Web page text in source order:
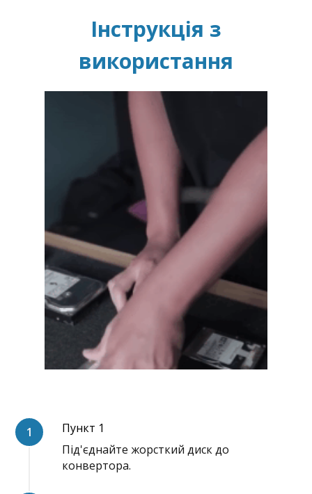
Інструкція з
використання
Пункт 1
Під'єднайте жорсткий диск до
конвертора.